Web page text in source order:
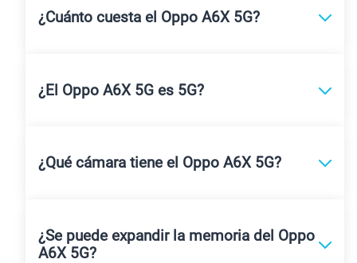
¿Cuánto cuesta el Oppo A6X 5G?
¿El Oppo A6X 5G es 5G?
¿Qué cámara tiene el Oppo A6X 5G?
¿Se puede expandir la memoria del Oppo
A6X 5G?